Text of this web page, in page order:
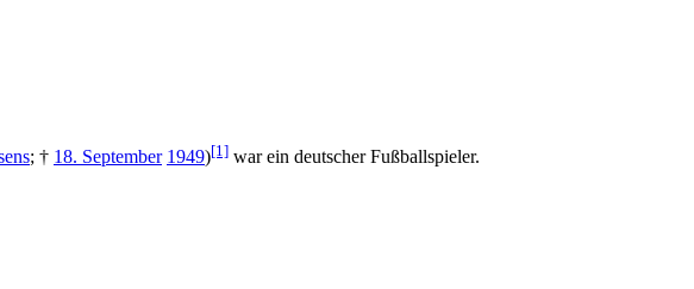
; † 18. September 1949)[1] war ein deutscher Fußballspieler.